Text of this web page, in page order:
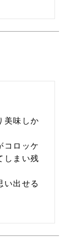
美味しか
コロッケ
しまい残
い出せる